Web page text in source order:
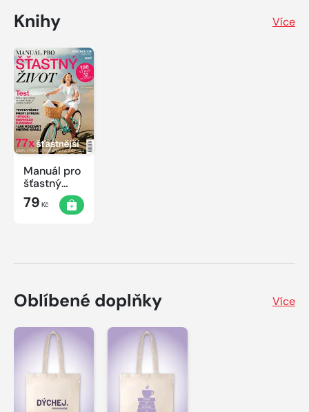
Knihy Více
Manuál pro
šťastný
život
79 Kč
Oblíbené doplňky Více